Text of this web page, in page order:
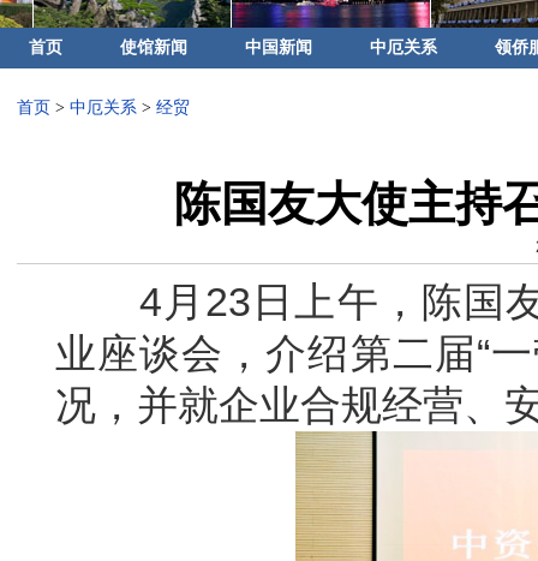
首页 使馆新闻 中国新闻 中厄关系 领侨
首页 > 中厄关系 > 经贸
陈国友大使主持
4月23日上午，陈国友
业座谈会，介绍第二届“
况，并就企业合规经营、